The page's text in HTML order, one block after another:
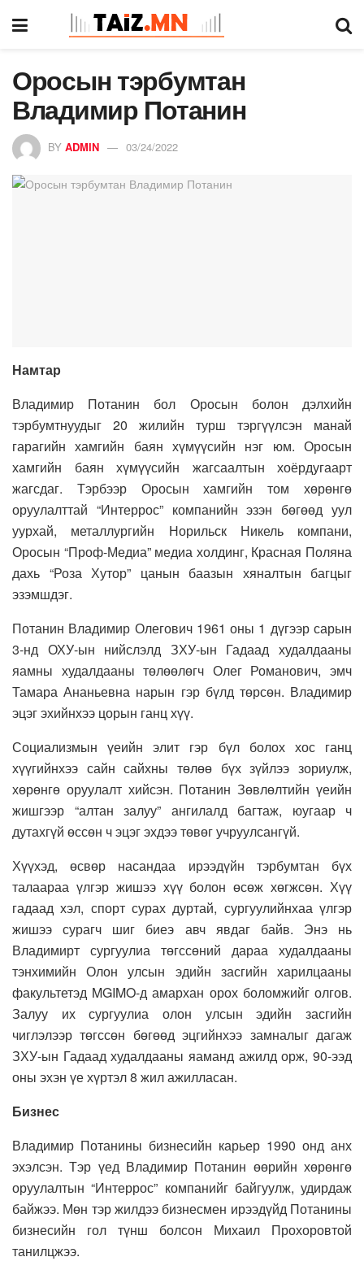
Оросын тэрбумтан
Владимир Потанин
BY ADMIN 03/24/2022
Намтар
Владимир Потанин бол Оросын болон дэлхийн
тэрбумтнуудыг 20 жилийн турш тэргүүлсэн манай
гарагийн хамгийн баян хүмүүсийн нэг юм. Оросын
хамгийн баян хүмүүсийн жагсаалтын хоёрдугаарт
жагсдаг. Тэрбээр Оросын хамгийн том хөрөнгө
оруулалттай “Интеррос” компанийн эзэн бөгөөд уул
уурхай, металлургийн Норильск Никель компани,
Оросын “Проф-Медиа” медиа холдинг, Красная Поляна
дахь “Роза Хутор” цанын баазын хяналтын багцыг
эзэмшдэг.
Потанин Владимир Олегович 1961 оны 1 дүгээр сарын
3-нд ОХУ-ын нийслэлд ЗХУ-ын Гадаад худалдааны
яамны худалдааны төлөөлөгч Олег Романович, эмч
Тамара Ананьевна нарын гэр бүлд төрсөн. Владимир
эцэг эхийнхээ цорын ганц хүү.
Социализмын үеийн элит гэр бүл болох хос ганц
хүүгийнхээ сайн сайхны төлөө бүх зүйлээ зориулж,
хөрөнгө оруулалт хийсэн. Потанин Зөвлөлтийн үеийн
жишгээр “алтан залуу” ангилалд багтаж, юугаар ч
дутахгүй өссөн ч эцэг эхдээ төвөг учруулсангүй.
Хүүхэд, өсвөр насандаа ирээдүйн тэрбумтан бүх
талаараа үлгэр жишээ хүү болон өсөж хөгжсөн. Хүү
гадаад хэл, спорт сурах дуртай, сургуулийнхаа үлгэр
жишээ сурагч шиг биеэ авч явдаг байв. Энэ нь
Владимирт сургуулиа төгссөний дараа худалдааны
тэнхимийн Олон улсын эдийн засгийн харилцааны
факультетэд MGIMO-д амархан орох боломжийг олгов.
Залуу их сургуулиа олон улсын эдийн засгийн
чиглэлээр төгссөн бөгөөд эцгийнхээ замналыг дагаж
ЗХУ-ын Гадаад худалдааны яаманд ажилд орж, 90-ээд
оны эхэн үе хүртэл 8 жил ажилласан.
Бизнес
Владимир Потанины бизнесийн карьер 1990 онд анх
эхэлсэн. Тэр үед Владимир Потанин өөрийн хөрөнгө
оруулалтын “Интеррос” компанийг байгуулж, удирдаж
байжээ. Мөн тэр жилдээ бизнесмен ирээдүйд Потанины
бизнесийн гол түнш болсон Михаил Прохоровтой
танилцжээ.